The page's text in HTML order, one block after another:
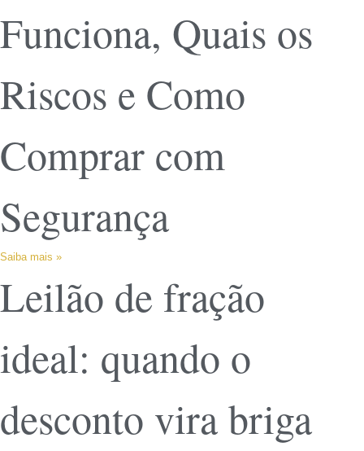
Funciona, Quais os
Riscos e Como
Comprar com
Segurança
Saiba mais »
Leilão de fração
ideal: quando o
desconto vira briga